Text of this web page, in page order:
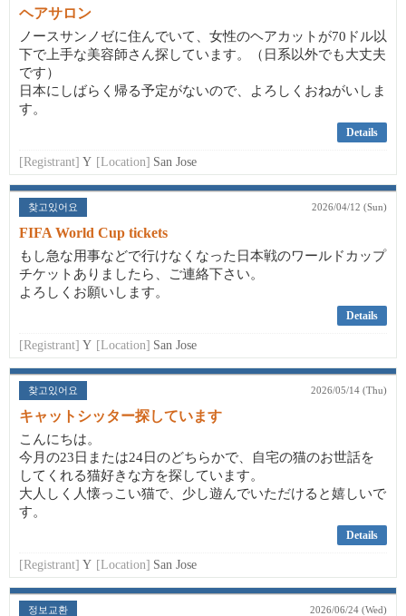
ヘアサロン
ノースサンノゼに住んでいて、女性のヘアカットが70ドル以
下で上手な美容師さん探しています。（日系以外でも大丈夫
です）
日本にしばらく帰る予定がないので、よろしくおねがいしま
す。
Details
[Registrant] Y [Location] San Jose
찾고있어요 2026/04/12 (Sun)
FIFA World Cup tickets
もし急な用事などで行けなくなった日本戦のワールドカップ
チケットありましたら、ご連絡下さい。
よろしくお願いします。
Details
[Registrant] Y [Location] San Jose
찾고있어요 2026/05/14 (Thu)
キャットシッター探しています
こんにちは。
今月の23日または24日のどちらかで、自宅の猫のお世話を
してくれる猫好きな方を探しています。
大人しく人懐っこい猫で、少し遊んでいただけると嬉しいで
す。
Details
[Registrant] Y [Location] San Jose
정보교환 2026/06/24 (Wed)